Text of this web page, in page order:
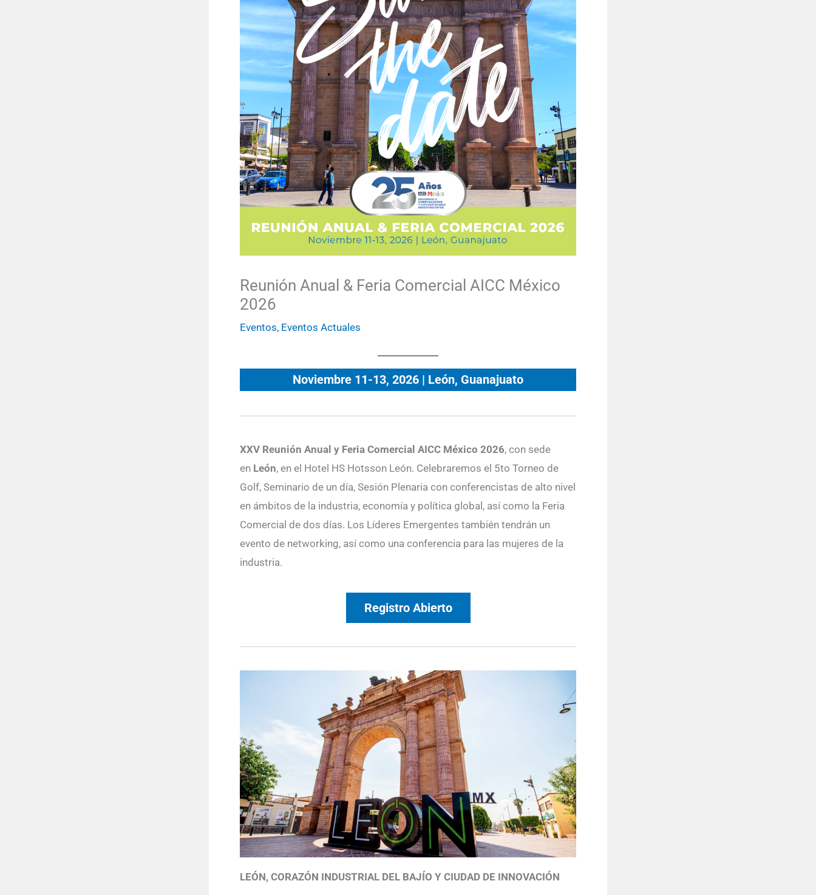
Reunión Anual & Feria Comercial AICC México
2026
Eventos, Eventos Actuales
Noviembre 11-13, 2026 | León, Guanajuato
XXV Reunión Anual y Feria Comercial AICC México 2026, con sede
en León, en el Hotel HS Hotsson León. Celebraremos el 5to Torneo de
Golf, Seminario de un día, Sesión Plenaria con conferencistas de alto nivel
en ámbitos de la industria, economía y política global, así como la Feria
Comercial de dos días. Los Líderes Emergentes también tendrán un
evento de networking, así como una conferencia para las mujeres de la
industria.
Registro Abierto
LEÓN, CORAZÓN INDUSTRIAL DEL BAJÍO Y CIUDAD DE INNOVACIÓN